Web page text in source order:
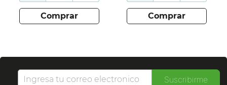
comprar comprar
Suscribirme